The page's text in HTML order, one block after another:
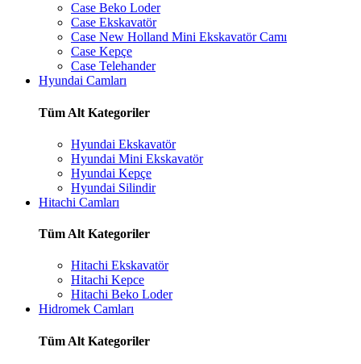
Case Beko Loder
Case Ekskavatör
Case New Holland Mini Ekskavatör Camı
Case Kepçe
Case Telehander
Hyundai Camları
Tüm Alt Kategoriler
Hyundai Ekskavatör
Hyundai Mini Ekskavatör
Hyundai Kepçe
Hyundai Silindir
Hitachi Camları
Tüm Alt Kategoriler
Hitachi Ekskavatör
Hitachi Kepce
Hitachi Beko Loder
Hidromek Camları
Tüm Alt Kategoriler